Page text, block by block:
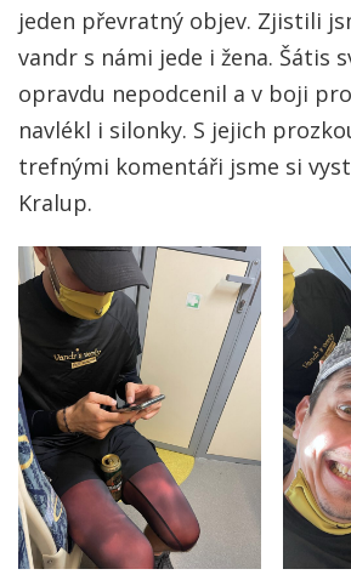
jeden převratný objev. Zjistili
vandr s námi jede i žena. Šátis
opravdu nepodcenil a v boji
navlékl i silonky. S jejich
trefnými komentáři jsme si
Kralup.